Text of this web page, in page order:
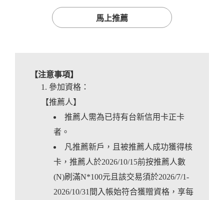
馬上推薦
【注意事項】
參加資格：
【推薦人】
推薦人需為已持有台新信用卡正卡
者。
凡推薦新戶，且被推薦人成功獲得核
卡，推薦人於2026/10/15前按推薦人數
(N)刷滿N*100元且該交易須於2026/7/1-
2026/10/31間入帳始符合獲贈資格，享每